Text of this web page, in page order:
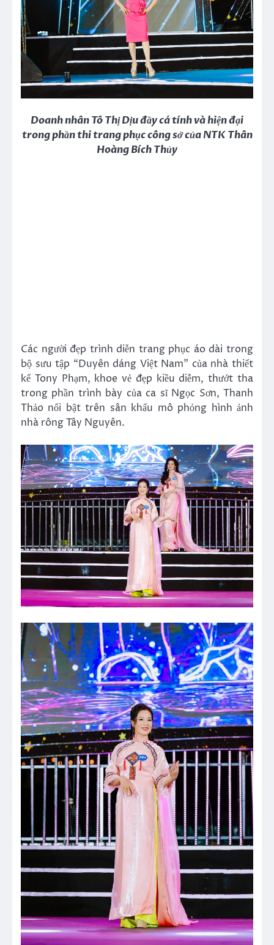
Doanh nhân Tô Thị Dịu đầy cá tính và hiện đại
trong phần thi trang phục công sở của NTK Thân
Hoàng Bích Thủy
Các người đẹp trình diễn trang phục áo dài trong
bộ sưu tập “Duyên dáng Việt Nam” của nhà thiết
kế Tony Phạm, khoe vẻ đẹp kiều diễm, thướt tha
trong phần trình bày của ca sĩ Ngọc Sơn, Thanh
Thảo nổi bật trên sân khấu mô phỏng hình ảnh
nhà rông Tây Nguyên.